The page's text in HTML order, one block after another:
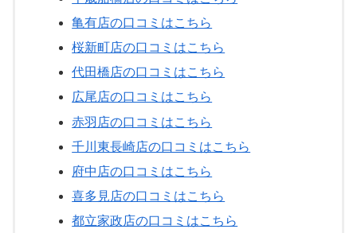
亀有店の口コミはこちら
桜新町店の口コミはこちら
代田橋店の口コミはこちら
広尾店の口コミはこちら
赤羽店の口コミはこちら
千川東長崎店の口コミはこちら
府中店の口コミはこちら
喜多見店の口コミはこちら
都立家政店の口コミはこちら